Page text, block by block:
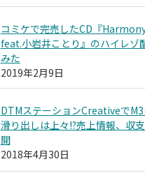
コミケで完売したCD『
feat.小岩井ことり』のハイレゾ
みた
2019年2月9日
DTMステーションCreativeでM3
滑り出しは上々!?売上情報、収
開
2018年4月30日